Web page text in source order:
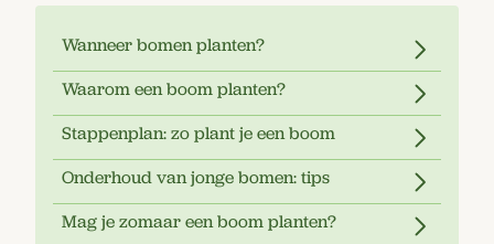
Wanneer bomen planten?
Waarom een boom planten?
Stappenplan: zo plant je een boom
Onderhoud van jonge bomen: tips
Mag je zomaar een boom planten?